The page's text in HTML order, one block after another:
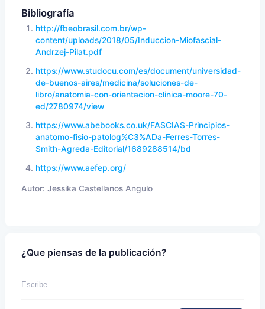
Bibliografía
http://fbeobrasil.com.br/wp-
content/uploads/2018/05/Induccion-Miofascial-
Andrzej-Pilat.pdf
https://www.studocu.com/es/document/universidad-
de-buenos-aires/medicina/soluciones-de-
libro/anatomia-con-orientacion-clinica-moore-70-
ed/2780974/view
https://www.abebooks.co.uk/FASCIAS-Principios-
anatomo-fisio-patolog%C3%ADa-Ferres-Torres-
Smith-Agreda-Editorial/1689288514/bd
https://www.aefep.org/
Autor: Jessika Castellanos Angulo
¿Que piensas de la publicación?